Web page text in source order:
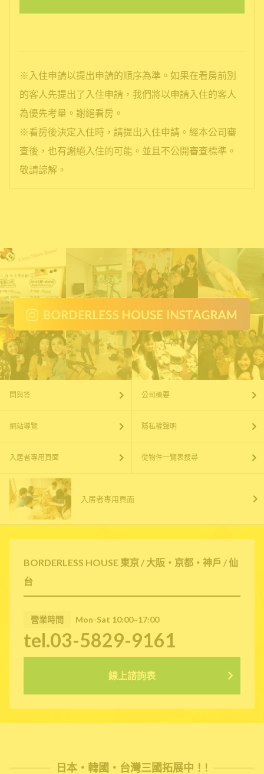
※入住申請以提出申請的順序為準。如果在看房前別
的客人先提出了入住申請，我們將以申請入住的客人
為優先考量。謝絕看房。
※看房後決定入住時，請提出入住申請。經本公司審
查後，也有謝絕入住的可能。並且不公開審查標準。
敬請諒解。
BORDERLESS HOUSE 東京 / 大阪・京都・神戶 / 仙
台
營業時間 Mon-Sat 10:00~17:00
tel.03-5829-9161
線上諮詢表
問與答 公司概要
網站導覽 隱私權聲明
入居者專用頁面 從物件一覽表搜尋
入居者專用頁面
日本・韓國・台灣三國拓展中！!